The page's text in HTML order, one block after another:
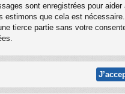
sont enregistrées pour
estimons que cela est
tierce partie sans votre